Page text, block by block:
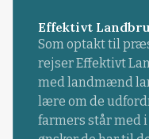
Effektivt
Som optakt til
rejser Effektivt
med landmænd
lære om de
farmers står med